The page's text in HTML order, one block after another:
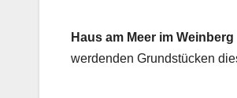
Haus am Meer im
werdenden Grundstücken